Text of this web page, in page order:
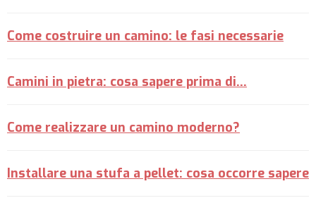
Come costruire un camino: le fasi necessarie
Camini in pietra: cosa sapere prima di...
Come realizzare un camino moderno?
Installare una stufa a pellet: cosa occorre sapere